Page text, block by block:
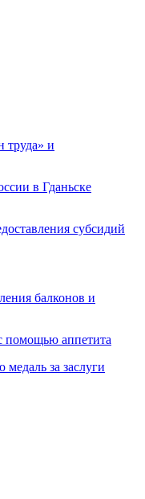
труда» и
в Гданьске
субсидий
балконов и
помощью аппетита
за заслуги